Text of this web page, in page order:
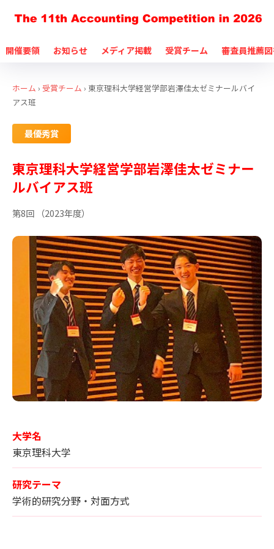
開催要領 お知らせ メディア掲載 受賞チーム 審査員推薦
ホーム › 受賞チーム › 東京理科大学経営学部岩澤佳太ゼミナールバイ
アス班
最優秀賞
東京理科大学経営学部岩澤佳太ゼミナー
ルバイアス班
第8回 （2023年度）
大学名
東京理科大学
研究テーマ
学術的研究分野・対面方式